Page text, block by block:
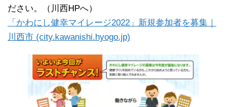
ださい。（川西HPへ）
「かわにし健幸マイレージ2022」新規参加者を募集｜
川西市 (city.kawanishi.hyogo.jp)